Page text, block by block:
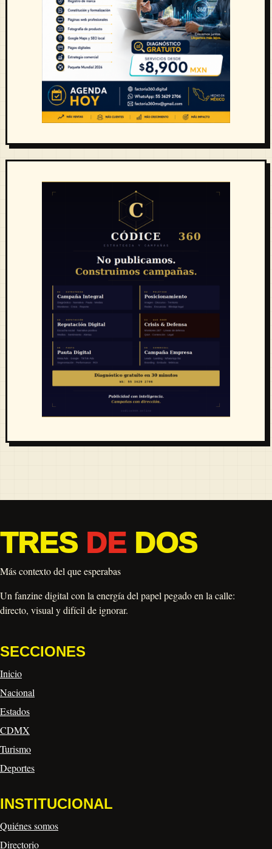
TRES DEDOS
Más contexto del que esperabas
Un fanzine digital con la energía del papel pegado en la calle:
directo, visual y difícil de ignorar.
SECCIONES
Inicio
Nacional
Estados
CDMX
Turismo
Deportes
INSTITUCIONAL
Quiénes somos
Directorio